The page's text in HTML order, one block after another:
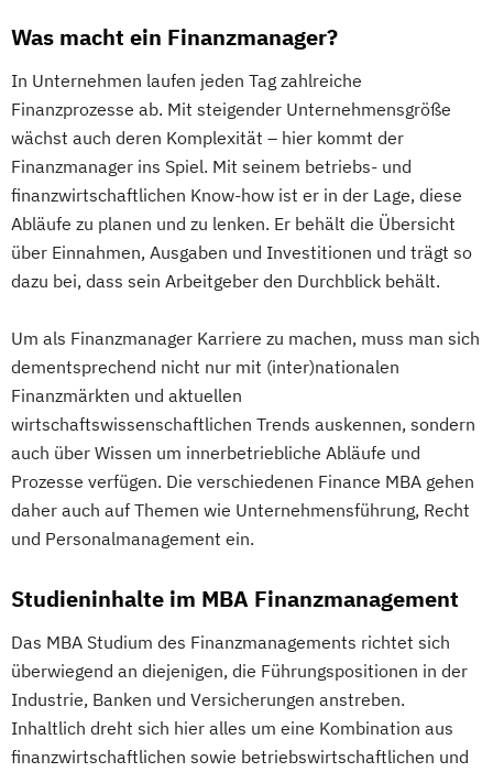
Was macht ein Finanzmanager?
In Unternehmen laufen jeden Tag zahlreiche
Finanzprozesse ab. Mit steigender Unternehmensgröße
wächst auch deren Komplexität – hier kommt der
Finanzmanager ins Spiel. Mit seinem betriebs- und
finanzwirtschaftlichen Know-how ist er in der Lage, diese
Abläufe zu planen und zu lenken. Er behält die Übersicht
über Einnahmen, Ausgaben und Investitionen und trägt so
dazu bei, dass sein Arbeitgeber den Durchblick behält.
Um als Finanzmanager Karriere zu machen, muss man sich
dementsprechend nicht nur mit (inter)nationalen
Finanzmärkten und aktuellen
wirtschaftswissenschaftlichen Trends auskennen, sondern
auch über Wissen um innerbetriebliche Abläufe und
Prozesse verfügen. Die verschiedenen Finance MBA gehen
daher auch auf Themen wie Unternehmensführung, Recht
und Personalmanagement ein.
Studieninhalte im MBA Finanzmanagement
Das MBA Studium des Finanzmanagements richtet sich
überwiegend an diejenigen, die Führungspositionen in der
Industrie, Banken und Versicherungen anstreben.
Inhaltlich dreht sich hier alles um eine Kombination aus
finanzwirtschaftlichen sowie betriebswirtschaftlichen und